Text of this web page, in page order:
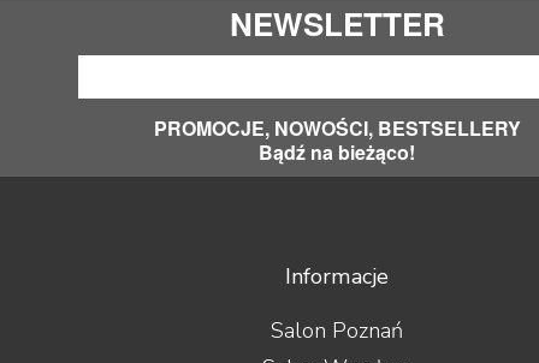
NEWSLETTER
PROMOCJE, NOWOŚCI, BESTSELLERY
Bądź na bieżąco!
Informacje
Salon Poznań